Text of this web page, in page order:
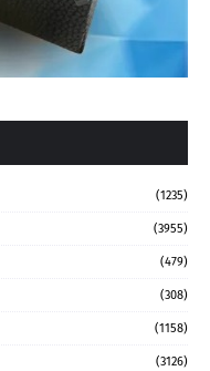
(1235)
(3955)
(479)
(308)
(1158)
(3126)